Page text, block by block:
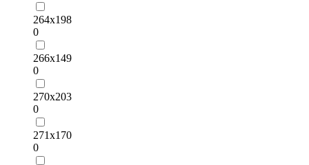
264х198
0
266х149
0
270х203
0
271х170
0